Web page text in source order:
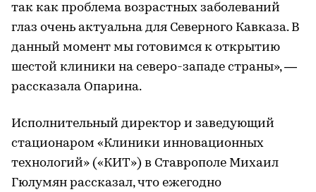
так как проблема возрастных заболеваний
глаз очень актуальна для Северного Кавказа. В
данный момент мы готовимся к открытию
шестой клиники на северо-западе страны», —
рассказала Опарина.
Исполнительный директор и заведующий
стационаром «Клиники инновационных
технологий» («КИТ») в Ставрополе Михаил
Гюлумян рассказал, что ежегодно